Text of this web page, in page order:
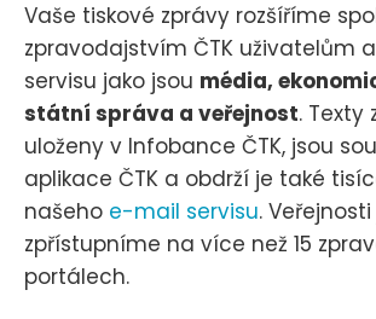
Vaše tiskové zprávy rozšíříme
zpravodajstvím ČTK uživatelům
servisu jako jsou média,
státní správa a veřejnost. Texty
uloženy v Infobance ČTK, jsou
aplikace ČTK a obdrží je také
našeho e-mail servisu. Veřejnosti
zpřístupníme na více než 15
portálech.